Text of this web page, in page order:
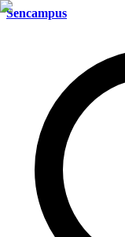
Sencampus